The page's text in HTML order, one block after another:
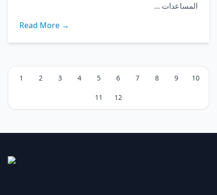
المساعدات ...
Read More →
1 2 3 4 5 6 7 8 9 10
11 12